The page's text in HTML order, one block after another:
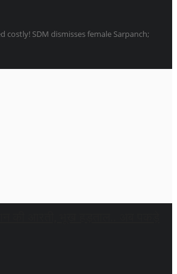
costly! SDM dismisses female Sarpanch;